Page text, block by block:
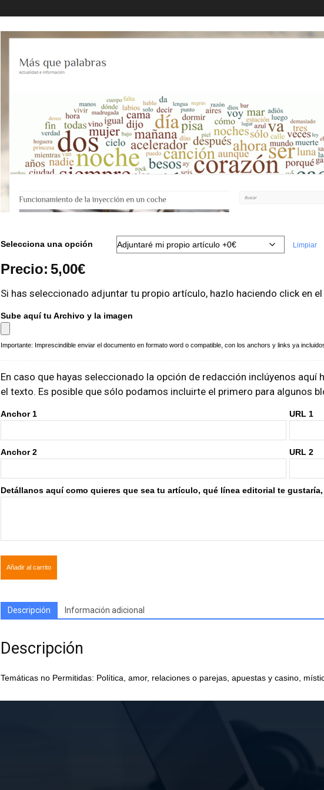
Selecciona una opción Limpiar
Precio: 5,00€
Si has seleccionado adjuntar tu propio artículo, hazlo haciendo click en
Sube aquí tu Archivo y la imagen
Importante: Imprescindible enviar el documento en formato word o compatible, con los anchors y links ya
En caso que hayas seleccionado la opción de redacción inclúyenos
el texto. Es posible que sólo podamos incluirte el primero para algunos
Anchor 1 URL 1
Anchor 2 URL 2
Detállanos aquí como quieres que sea tu artículo, qué línea editorial te gustaría,
Añadir al carrito
Descripción Información adicional
Descripción
Temáticas no Permitidas: Política, amor, relaciones o parejas, apuestas y casino,